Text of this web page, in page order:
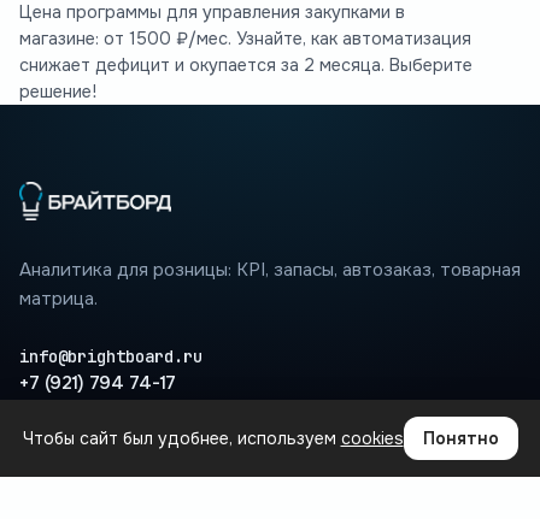
Цена программы для управления закупками в
магазине: от 1500 ₽/мес. Узнайте, как автоматизация
снижает дефицит и окупается за 2 месяца. Выберите
решение!
Аналитика для розницы: KPI, запасы, автозаказ, товарная
матрица.
info@brightboard.ru
+7 (921) 794 74-17
Где теряются деньги
Чтобы сайт был удобнее, используем cookies Понятно